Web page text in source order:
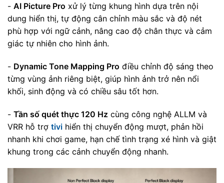
- AI Picture Pro xử lý từng khung hình dựa trên nội
dung hiển thị, tự động cân chỉnh màu sắc và độ nét
phù hợp với ngữ cảnh, nâng cao độ chân thực và cảm
giác tự nhiên cho hình ảnh.
- Dynamic Tone Mapping Pro điều chỉnh độ sáng theo
từng vùng ảnh riêng biệt, giúp hình ảnh trở nên nổi
khối, sinh động và có chiều sâu tốt hơn.
- Tần số quét thực 120 Hz cùng công nghệ ALLM và
VRR hỗ trợ tivi hiển thị chuyển động mượt, phản hồi
nhanh khi chơi game, hạn chế tình trạng xé hình và giật
khung trong các cảnh chuyển động nhanh.